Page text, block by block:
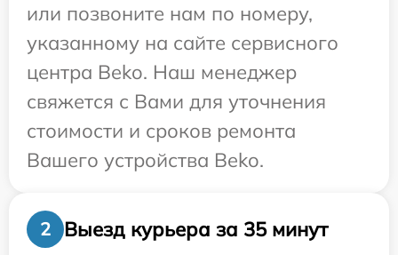
или позвоните нам по номеру,
указанному на сайте сервисного
центра Beko. Наш менеджер
свяжется с Вами для уточнения
стоимости и сроков ремонта
Вашего устройства Beko.
2
Выезд курьера за 35 минут